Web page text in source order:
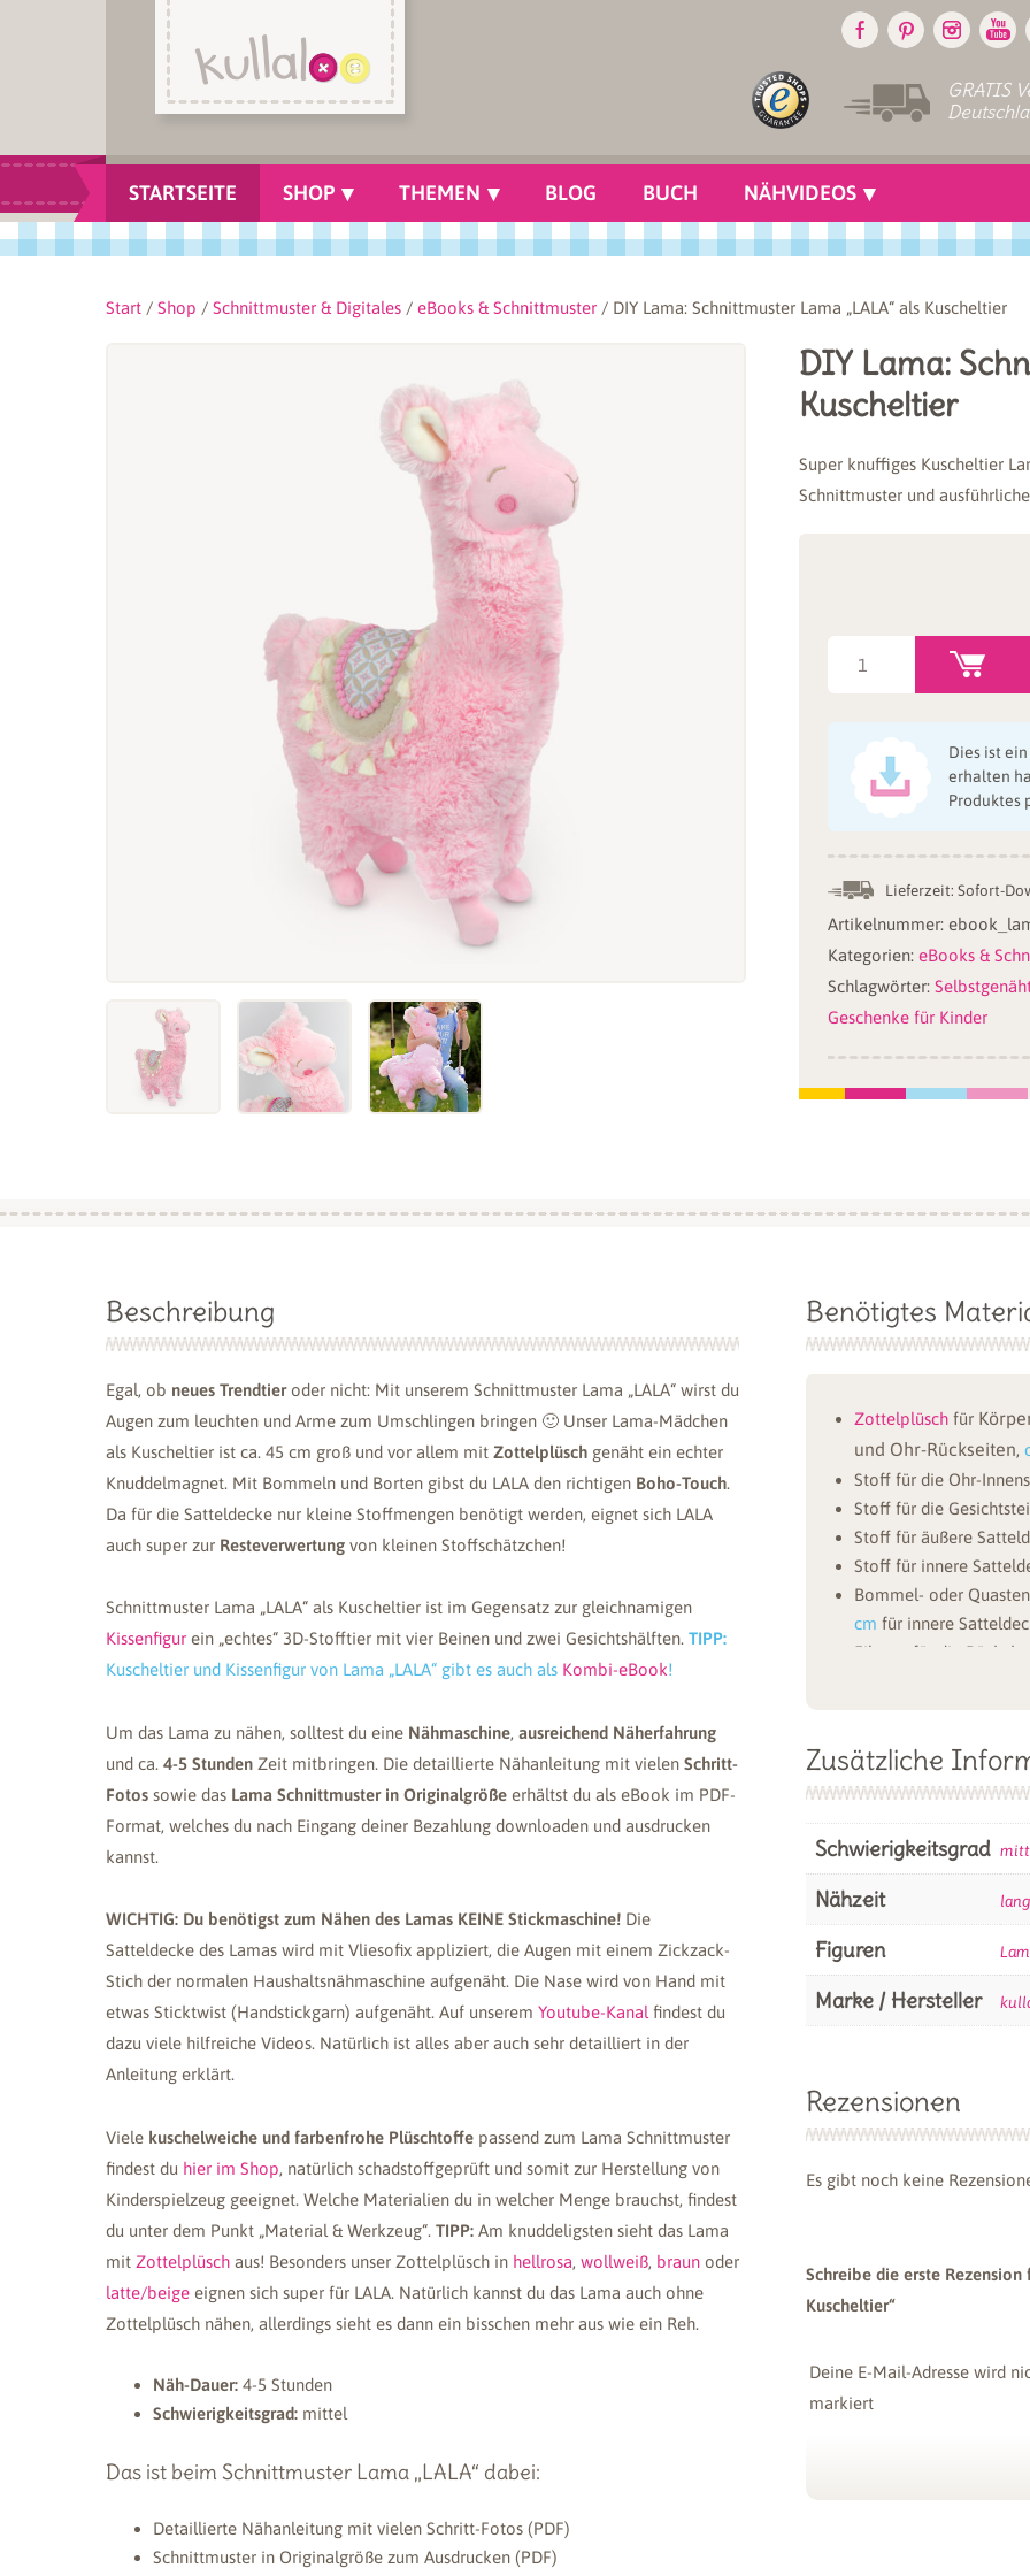
GRATIS
STARTSEITE SHOP THEMEN BLOG BUCH NÄHVIDEOS
Start / Shop / Schnittmuster & Digitales / eBooks & Schnittmuster / DIY Lama: Schnittmuster Lama „LALA“ als Kuscheltier
DIY Lama:
Kuscheltier
Super knuffiges Kuscheltier
Schnittmuster und
Dies ist
erhalten
Produktes
Lieferzeit:Sofort-
Artikelnummer:
Kategorien:eBooks &
Schlagwörter:
Geschenke für Kinder
Beschreibung
Egal, ob neues Trendtieroder nicht: Mit unserem Schnittmuster Lama „LALA“ wirst du
Augen zum leuchten und Arme zum Umschlingen bringen 🙂 Unser Lama-Mädchen
als Kuscheltier ist ca. 45 cm groß und vor allem mit Zottelplüsch genäht ein echter
Knuddelmagnet. Mit Bommeln und Borten gibst du LALA den richtigen Boho-Touch.
Da für die Satteldecke nur kleine Stoffmengen benötigt werden, eignet sich LALA
auch super zur Resteverwertung von kleinen Stoffschätzchen!
Schnittmuster Lama „LALA“ als Kuscheltier ist im Gegensatz zur gleichnamigen
Kissenfigur ein „echtes“ 3D-Stofftier mit vier Beinen und zwei Gesichtshälften. TIPP:
Kuscheltier und Kissenfigur von Lama „LALA“ gibt es auch als Kombi-eBook!
Um das Lama zu nähen, solltest du eine Nähmaschine, ausreichend Näherfahrung
und ca. 4-5 Stunden Zeit mitbringen. Die detaillierte Nähanleitung mit vielen Schritt-
Fotos sowie das Lama Schnittmuster in Originalgröße erhältst du als eBook im PDF-
Format, welches du nach Eingang deiner Bezahlung downloaden und ausdrucken
kannst.
WICHTIG: Du benötigst zum Nähen des Lamas KEINE Stickmaschine! Die
Satteldecke des Lamas wird mit Vliesofix appliziert, die Augen mit einem Zickzack-
Stich der normalen Haushaltsnähmaschine aufgenäht. Die Nase wird von Hand mit
etwas Sticktwist (Handstickgarn) aufgenäht. Auf unserem Youtube-Kanal findest du
dazu viele hilfreiche Videos. Natürlich ist alles aber auch sehr detailliert in der
Anleitung erklärt.
Viele kuschelweiche und farbenfrohe Plüschtoffe passend zum Lama Schnittmuster
findest du hier im Shop, natürlich schadstoffgeprüft und somit zur Herstellung von
Kinderspielzeug geeignet. Welche Materialien du in welcher Menge brauchst, findest
du unter dem Punkt „Material & Werkzeug“. TIPP: Am knuddeligsten sieht das Lama
mit Zottelplüsch aus! Besonders unser Zottelplüsch in hellrosa, wollweiß, braun oder
latte/beige eignen sich super für LALA. Natürlich kannst du das Lama auch ohne
Zottelplüsch nähen, allerdings sieht es dann ein bisschen mehr aus wie ein Reh.
Näh-Dauer: 4-5 Stunden
Schwierigkeitsgrad: mittel
Das ist beim Schnittmuster Lama „LALA“ dabei:
Detaillierte Nähanleitung mit vielen Schritt-Fotos (PDF)
Schnittmuster in Originalgröße zum Ausdrucken (PDF)
Benötigtes
Zottelplüsch für
und Ohr-Rückseiten,
Stoff für die Ohr-
Stoff für die
Stoff für äußere
Stoff für innere
Bommel- oder
cm für innere
Filzrest für die Bäckchen
ggf. Bügeleinlage H
Füllwatte ,ca. 400 g
Am Besten eignen sich
unser
erhält das Kuscheltier
aus einem kurzflorigen
einfach besonders
stecken und das Lama
Für das auf dem
folgende Stoffe
Langhaarplüsch
hellrosa – 20
mm SuperSoft
5 mm
Zusätzliche
Schwierigkeitsgrad
Nähzeit
Figuren
Marke / Hersteller
Rezensionen
Es gibt noch keine
Schreibe die erste Rezension
Kuscheltier“
Deine E-Mail-Adresse wird
markiert